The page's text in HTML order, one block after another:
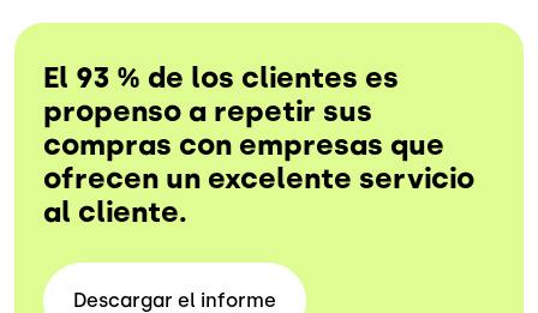
El 93 % de los clientes es
propenso a repetir sus
compras con empresas que
ofrecen un excelente servicio
al cliente.
Descargar el informe